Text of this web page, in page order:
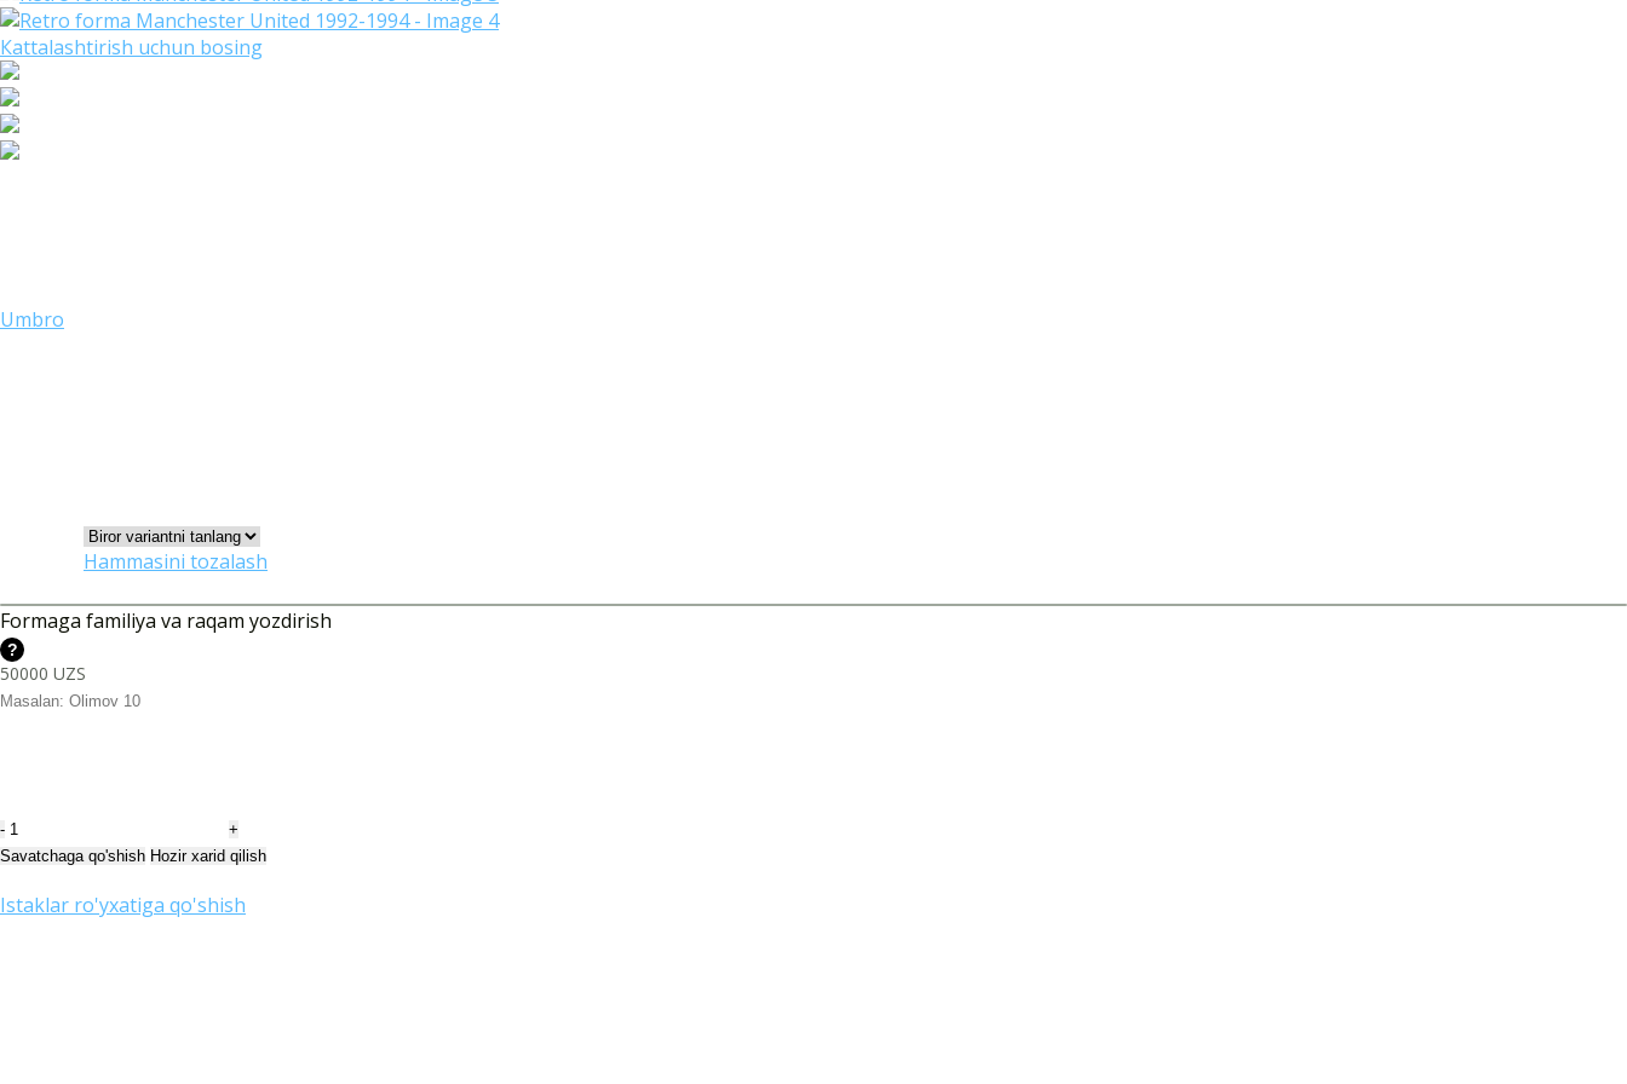
Кattalashtirish uchun bosing
Umbro
200000
Hammasini tozalash
Formaga familiya va raqam yozdirish
?
50000 UZS
Retro
forma
United
Savatchaga qo'shish Hozir xarid qilish
Istaklar ro'yxatiga qo'shish